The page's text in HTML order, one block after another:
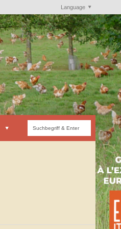
Language